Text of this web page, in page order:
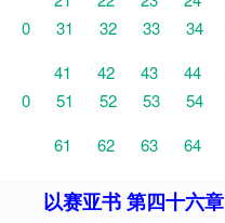
0
31 32 33 34
41
42 43 44
0
51 52 53 54
61
62 63 64
以赛亚书 第四十六章